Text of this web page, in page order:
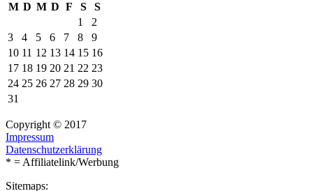
M D M D F S
S
1
2
3
4 5 6 7 8
9
10 11 12 13 14 15 16
17 18 19 20 21 22 23
24 25 26 27 28 29 30
31
Copyright © 2017
Impressum
Datenschutzerklärung
* = Affiliatelink/Werbung
Sitemaps: